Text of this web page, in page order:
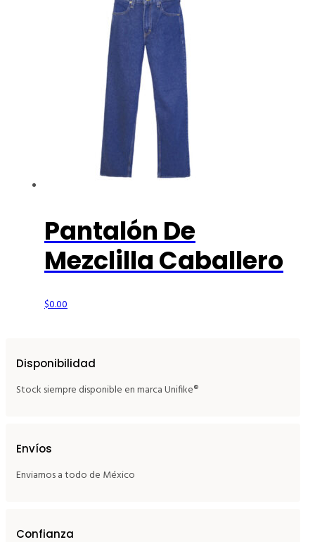
Pantalón De
Mezclilla Caballero
$0.00
Disponibilidad
Stock siempre disponible en marca Unifike®
Envíos
Enviamos a todo de México
Confianza